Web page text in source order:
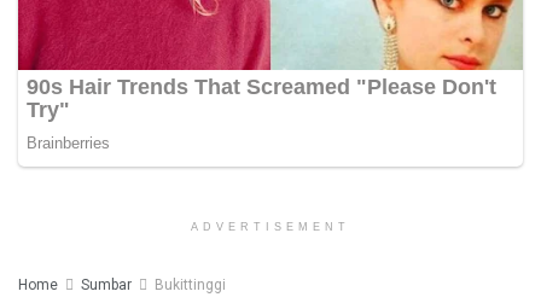
ADVERTISEMENT
Home Sumbar Bukittinggi